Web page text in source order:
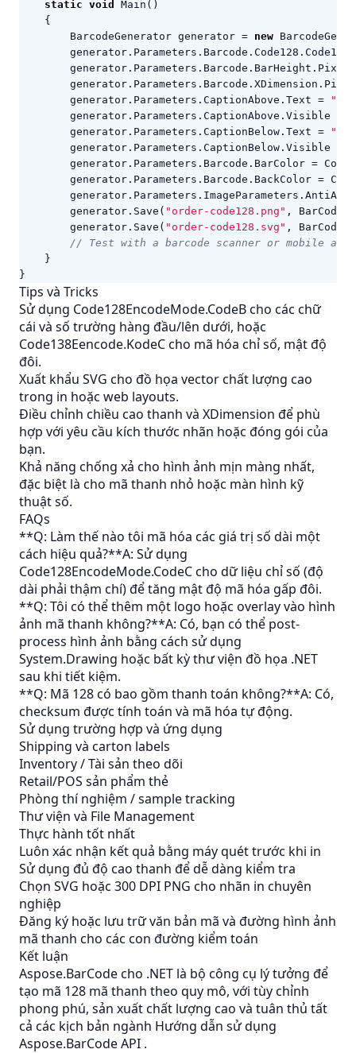
static void Main ()
{
BarcodeGenerator generator = new
generator . Parameters . Barcode . Code128 .
generator . Parameters . Barcode . BarHeight . Pixels
generator . Parameters . Barcode . XDimension .
generator . Parameters . CaptionAbove . Text =
generator . Parameters . CaptionAbove . Visible
generator . Parameters . CaptionBelow . Text =
generator . Parameters . CaptionBelow . Visible
generator . Parameters . Barcode . BarColor = Color
generator . Parameters . Barcode . BackColor =
generator . Parameters . ImageParameters .
generator . Save ( "order-code128.png" ,
generator . Save ( "order-code128.svg" ,
// Test with a barcode scanner or mobile app
}
}
Tips và Tricks
Sử dụng Code128EncodeMode.CodeB cho các chữ
cái và số trường hàng đầu/lên dưới, hoặc
Code138Eencode.KodeC cho mã hóa chỉ số, mật độ
đôi.
Xuất khẩu SVG cho đồ họa vector chất lượng cao
trong in hoặc web layouts.
Điều chỉnh chiều cao thanh và XDimension để phù
hợp với yêu cầu kích thước nhãn hoặc đóng gói của
bạn.
Khả năng chống xả cho hình ảnh mịn màng nhất,
đặc biệt là cho mã thanh nhỏ hoặc màn hình kỹ
thuật số.
FAQs
**Q: Làm thế nào tôi mã hóa các giá trị số dài một
cách hiệu quả?**A: Sử dụng
Code128EncodeMode.CodeC cho dữ liệu chỉ số (độ
dài phải thậm chí) để tăng mật độ mã hóa gấp đôi.
**Q: Tôi có thể thêm một logo hoặc overlay vào hình
ảnh mã thanh không?**A: Có, bạn có thể post-
process hình ảnh bằng cách sử dụng
System.Drawing hoặc bất kỳ thư viện đồ họa .NET
sau khi tiết kiệm.
**Q: Mã 128 có bao gồm thanh toán không?**A: Có,
checksum được tính toán và mã hóa tự động.
Sử dụng trường hợp và ứng dụng
Shipping và carton labels
Inventory / Tài sản theo dõi
Retail/POS sản phẩm thẻ
Phòng thí nghiệm / sample tracking
Thư viện và File Management
Thực hành tốt nhất
Luôn xác nhận kết quả bằng máy quét trước khi in
Sử dụng đủ độ cao thanh để dễ dàng kiểm tra
Chọn SVG hoặc 300 DPI PNG cho nhãn in chuyên
nghiệp
Đăng ký hoặc lưu trữ văn bản mã và đường hình ảnh
mã thanh cho các con đường kiểm toán
Kết luận
Aspose.BarCode cho .NET là bộ công cụ lý tưởng để
tạo mã 128 mã thanh theo quy mô, với tùy chỉnh
phong phú, sản xuất chất lượng cao và tuân thủ tất
cả các kịch bản ngành Hướng dẫn sử dụng
Aspose.BarCode API .